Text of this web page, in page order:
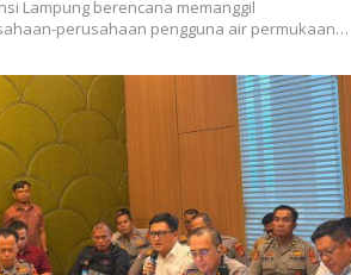
Lampung berencana memanggil
perusahaan pengguna air permukaan…